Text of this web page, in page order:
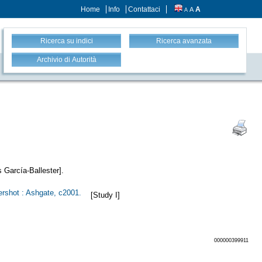
Home Info Contattaci A A A
Ricerca su indici Ricerca avanzata
Archivio di Autorità